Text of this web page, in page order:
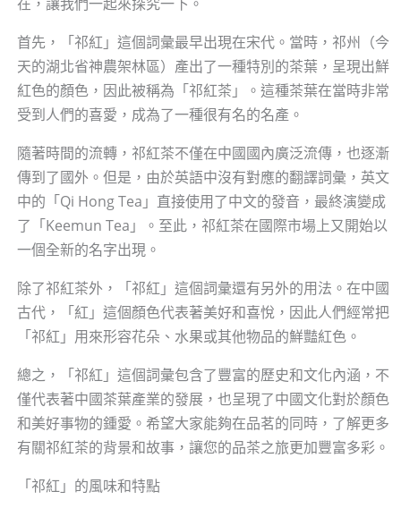
在，讓我們一起來探究一下。
首先，「祁紅」這個詞彙最早出現在宋代。當時，祁州（今
天的湖北省神農架林區）產出了一種特別的茶葉，呈現出鮮
紅色的顏色，因此被稱為「祁紅茶」。這種茶葉在當時非常
受到人們的喜愛，成為了一種很有名的名產。
隨著時間的流轉，祁紅茶不僅在中國國內廣泛流傳，也逐漸
傳到了國外。但是，由於英語中沒有對應的翻譯詞彙，英文
中的「Qi Hong Tea」直接使用了中文的發音，最終演變成
了「Keemun Tea」。至此，祁紅茶在國際市場上又開始以
一個全新的名字出現。
除了祁紅茶外，「祁紅」這個詞彙還有另外的用法。在中國
古代，「紅」這個顏色代表著美好和喜悅，因此人們經常把
「祁紅」用來形容花朵、水果或其他物品的鮮豔紅色。
總之，「祁紅」這個詞彙包含了豐富的歷史和文化內涵，不
僅代表著中國茶葉產業的發展，也呈現了中國文化對於顏色
和美好事物的鍾愛。希望大家能夠在品茗的同時，了解更多
有關祁紅茶的背景和故事，讓您的品茶之旅更加豐富多彩。
「祁紅」的風味和特點